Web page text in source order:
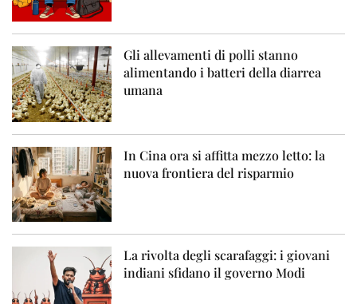
Gli allevamenti di polli stanno
alimentando i batteri della diarrea
umana
In Cina ora si affitta mezzo letto: la
nuova frontiera del risparmio
La rivolta degli scarafaggi: i giovani
indiani sfidano il governo Modi